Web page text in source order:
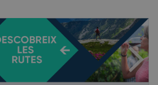
VIATGE, BEN
PLANIFICAT!
AMB ELS
LOCALS!